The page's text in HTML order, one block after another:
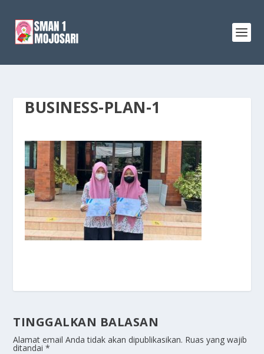
BUSINESS-PLAN-1
TINGGALKAN BALASAN
Alamat email Anda tidak akan dipublikasikan. Ruas yang wajib
ditandai*